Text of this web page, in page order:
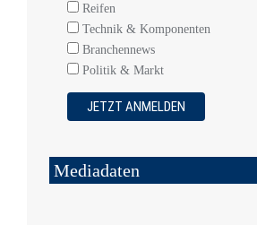
Reifen
Technik & Komponenten
Branchennews
Politik & Markt
Mediadaten